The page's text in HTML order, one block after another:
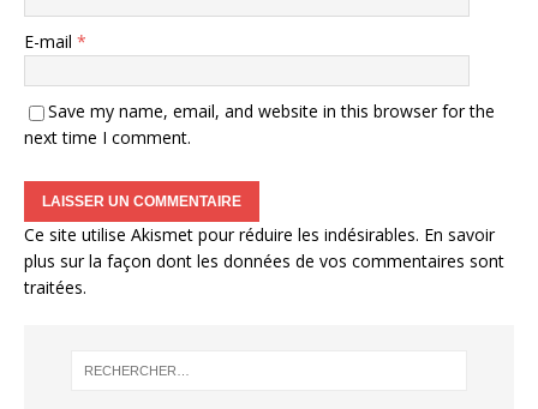
E-mail *
Save my name, email, and website in this browser for the
next time I comment.
Ce site utilise Akismet pour réduire les indésirables. En savoir
plus sur la façon dont les données de vos commentaires sont
traitées.